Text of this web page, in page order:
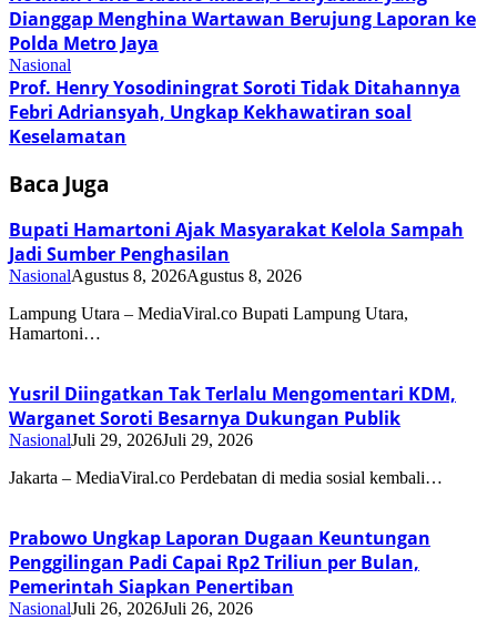
Dianggap Menghina Wartawan Berujung Laporan ke
Polda Metro Jaya
Nasional
Prof. Henry Yosodiningrat Soroti Tidak Ditahannya
Febri Adriansyah, Ungkap Kekhawatiran soal
Keselamatan
Baca Juga
Bupati Hamartoni Ajak Masyarakat Kelola Sampah
Jadi Sumber Penghasilan
NasionalAgustus 8, 2026Agustus 8, 2026
Lampung Utara – MediaViral.co Bupati Lampung Utara,
Hamartoni…
Yusril Diingatkan Tak Terlalu Mengomentari KDM,
Warganet Soroti Besarnya Dukungan Publik
NasionalJuli 29, 2026Juli 29, 2026
Jakarta – MediaViral.co Perdebatan di media sosial kembali…
Prabowo Ungkap Laporan Dugaan Keuntungan
Penggilingan Padi Capai Rp2 Triliun per Bulan,
Pemerintah Siapkan Penertiban
NasionalJuli 26, 2026Juli 26, 2026